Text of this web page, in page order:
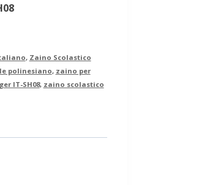
, Zaino Scolastico
polinesiano, zaino per
IT-SH08, zaino scolastico